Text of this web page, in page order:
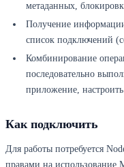
метаданных,
Получение
список подключений
Комбинирование
последовательно
приложение,
Как подключить
Для работы потребуется
правами на использование